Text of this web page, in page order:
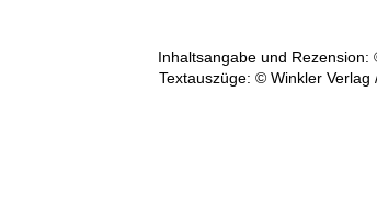
Inhaltsangabe und
Textauszüge: © Winkler Verlag